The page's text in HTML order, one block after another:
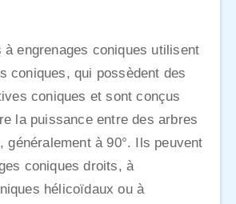
à engrenages coniques utilisent
coniques, qui possèdent des
coniques et sont conçus
la puissance entre des arbres
généralement à 90°. Ils peuvent
coniques droits, à
hélicoïdaux ou à